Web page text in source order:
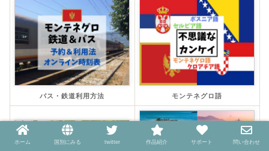
バス・鉄道利用方法 モンテネグロ語
ホーム 国別にみる twitter 作品紹介 サポート 問い合わせ